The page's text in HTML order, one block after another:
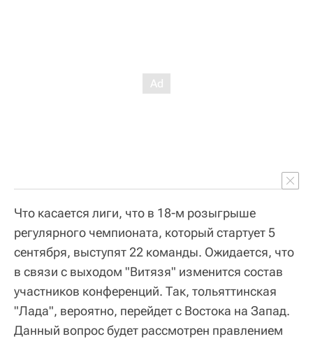
Что касается лиги, что в 18-м розыгрыше
регулярного чемпионата, который стартует 5
сентября, выступят 22 команды. Ожидается, что
в связи с выходом "Витязя" изменится состав
участников конференций. Так, тольяттинская
"Лада", вероятно, перейдет с Востока на Запад.
Данный вопрос будет рассмотрен правлением